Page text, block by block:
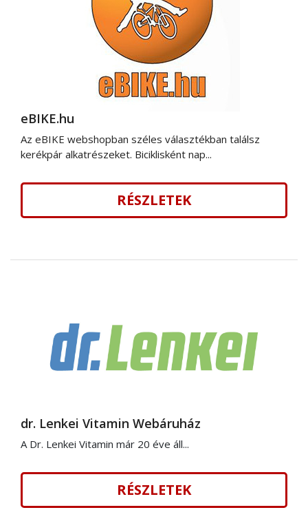
eBIKE.hu
Az eBIKE webshopban széles választékban találsz
kerékpár alkatrészeket. Biciklisként nap...
RÉSZLETEK
dr. Lenkei Vitamin Webáruház
A Dr. Lenkei Vitamin már 20 éve áll...
RÉSZLETEK